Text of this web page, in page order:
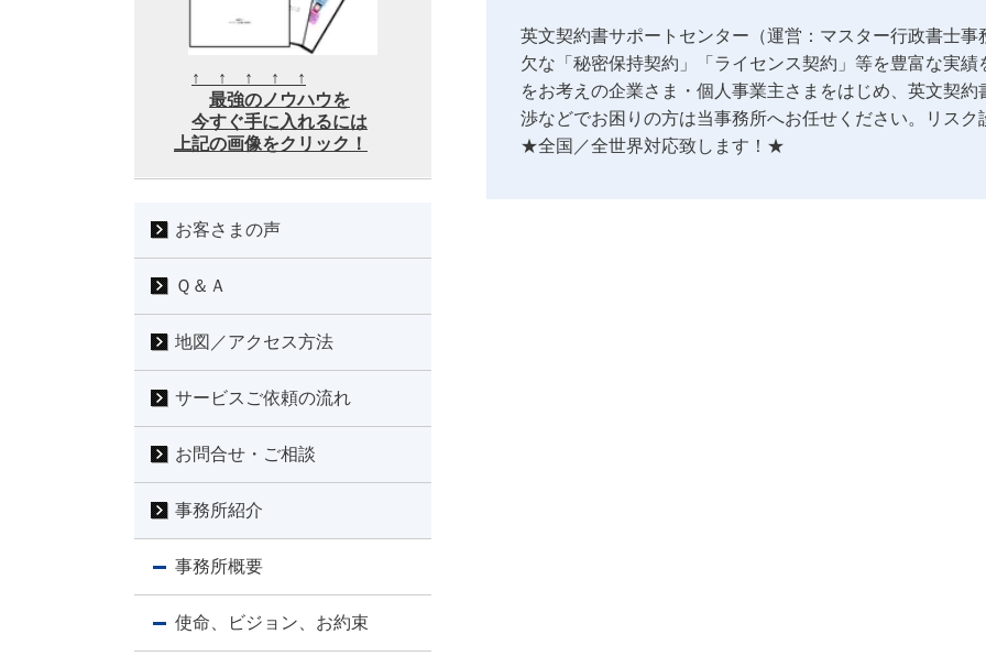
英文契約書サポートセンター（運営：マスター行政書士
欠な「秘密保持契約」「ライセンス契約」等を豊富な実
をお考えの企業さま・個人事業主さまをはじめ、英文契
渉などでお困りの方は当事務所へお任せください。リス
★全国／全世界対応致します！★
↑ ↑ ↑ ↑ ↑
最強のノウハウを
今すぐ手に入れるには
上記の画像をクリック！
お客さまの声
Ｑ＆Ａ
地図／アクセス方法
サービスご依頼の流れ
お問合せ・ご相談
事務所紹介
事務所概要
使命、ビジョン、お約束